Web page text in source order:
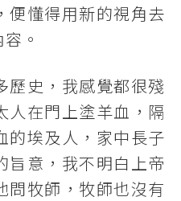
便懂得用新的視角去
。
歷史，我感覺都很殘
人在門上塗羊血，隔
的埃及人，家中長子
旨意，我不明白上帝
問牧師，牧師也沒有